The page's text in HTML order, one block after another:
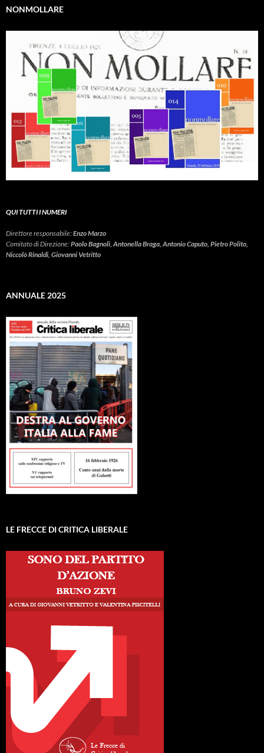
NONMOLLARE
QUI TUTTI I NUMERI
Direttore responsabile:Enzo Marzo
Comitato di Direzione:Paolo Bagnoli, Antonella Braga, Antonio Caputo, Pietro Polito,
Niccolò Rinaldi, Giovanni Vetritto
ANNUALE 2025
LE FRECCE DI CRITICA LIBERALE